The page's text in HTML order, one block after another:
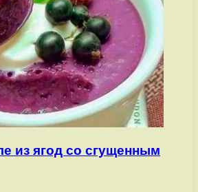
из ягод со сгущенным